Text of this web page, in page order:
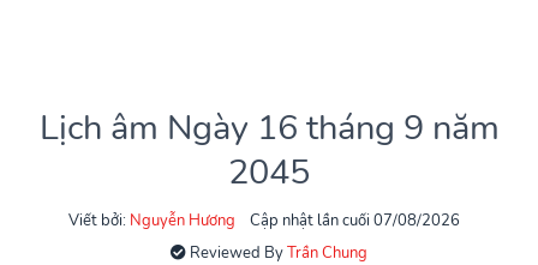
Lịch âm Ngày 16 tháng 9 năm
2045
Viết bởi: Nguyễn Hương
Cập nhật lần cuối 07/08/2026
Reviewed ByTrần Chung